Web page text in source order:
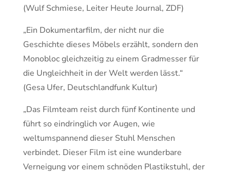
(Wulf Schmiese, Leiter Heute Journal, ZDF)
„Ein Dokumentarfilm, der nicht nur die
Geschichte dieses Möbels erzählt, sondern den
Monobloc gleichzeitig zu einem Gradmesser für
die Ungleichheit in der Welt werden lässt.“
(Gesa Ufer, Deutschlandfunk Kultur)
„Das Filmteam reist durch fünf Kontinente und
führt so eindringlich vor Augen, wie
weltumspannend dieser Stuhl Menschen
verbindet. Dieser Film ist eine wunderbare
Verneigung vor einem schnöden Plastikstuhl, der